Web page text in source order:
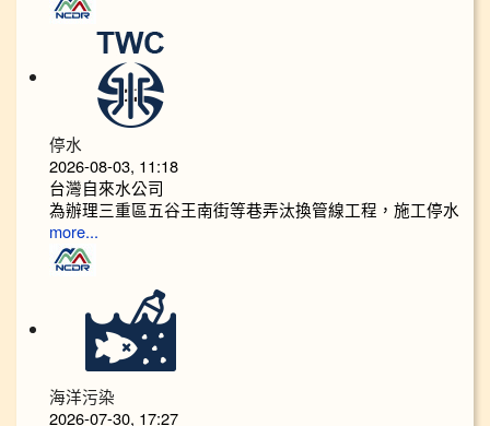
停水
2026-08-03, 11:18
台灣自來水公司
為辦理三重區五谷王南街等巷弄汰換管線工程，施工停水
more...
海洋污染
2026-07-30, 17:27